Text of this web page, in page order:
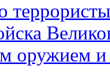
оружием